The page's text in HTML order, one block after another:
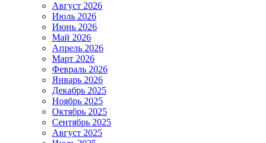
Август 2026
Июль 2026
Июнь 2026
Май 2026
Апрель 2026
Март 2026
Февраль 2026
Январь 2026
Декабрь 2025
Ноябрь 2025
Октябрь 2025
Сентябрь 2025
Август 2025